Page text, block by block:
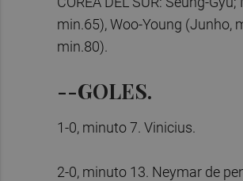
min.65), Woo-Young (Junho,
min.80).
--GOLES.
1-0, minuto 7. Vinicius.
2-0, minuto 13. Neymar de